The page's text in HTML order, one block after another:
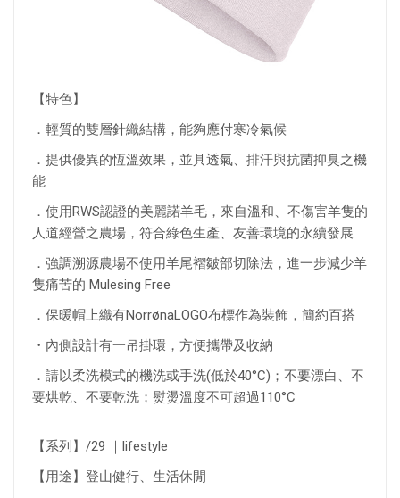
【特色】
．輕質的雙層針織結構，能夠應付寒冷氣候
．提供優異的恆溫效果，並具透氣、排汗與抗菌抑臭之機
能
．使用RWS認證的美麗諾羊毛，來自溫和、不傷害羊隻的
人道經營之農場，符合綠色生產、友善環境的永續發展
．強調溯源農場不使用羊尾褶皺部切除法，進一步減少羊
隻痛苦的 Mulesing Free
．保暖帽上織有NorrønaLOGO布標作為裝飾，簡約百搭
・內側設計有一吊掛環，方便攜帶及收納
．請以柔洗模式的機洗或手洗(低於40°C)；不要漂白、不
要烘乾、不要乾洗；熨燙溫度不可超過110°C
【系列】/29 ｜lifestyle
【用途】登山健行、生活休閒